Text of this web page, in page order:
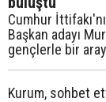
Cumhur
Başkan adayı
gençlerle bir
Kurum, sohbet